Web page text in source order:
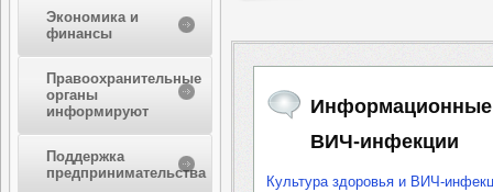
Экономика и
финансы
Правоохранительные
органы
информируют
Поддержка
предпринимательства
Информационные
ВИЧ-инфекции
Культура здоровья и ВИЧ-